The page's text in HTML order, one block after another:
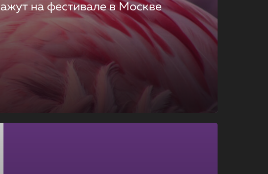
на фестивале в Москве